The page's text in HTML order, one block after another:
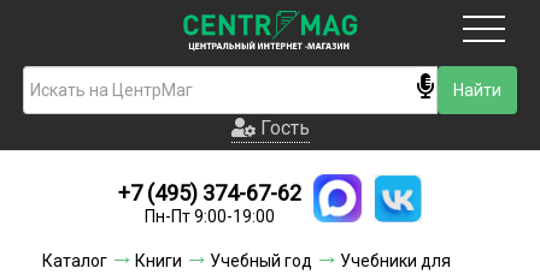
Гость
Новинки
Условия доставки
Гость
+7 (495) 374-67-62
Пн-Пт 9:00-19:00
Каталог Книги Учебный год
Учебники для